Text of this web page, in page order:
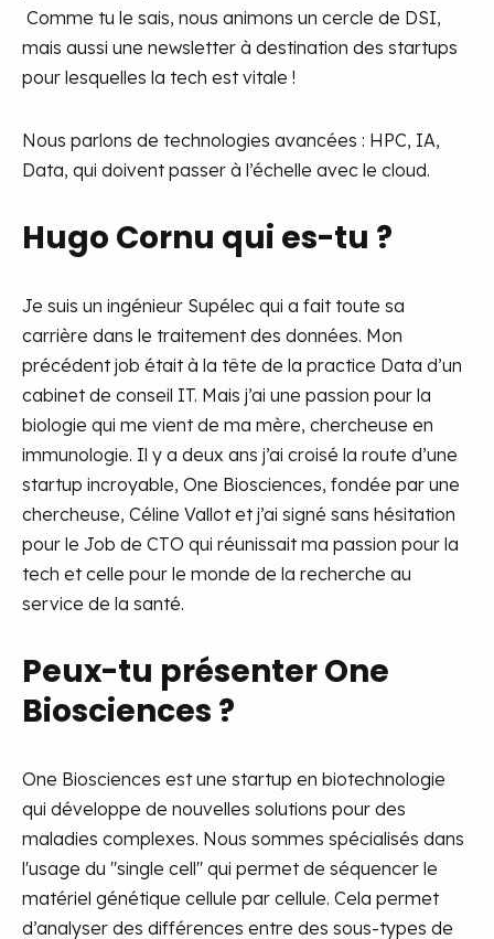
Comme tu le sais, nous animons un cercle de DSI,
mais aussi une newsletter à destination des startups
pour lesquelles la tech est vitale !
Nous parlons de technologies avancées : HPC, IA,
Data, qui doivent passer à l’échelle avec le cloud.
Hugo Cornu qui es-tu ?
Je suis un ingénieur Supélec qui a fait toute sa
carrière dans le traitement des données. Mon
précédent job était à la tête de la practice Data d’un
cabinet de conseil IT. Mais j’ai une passion pour la
biologie qui me vient de ma mère, chercheuse en
immunologie. Il y a deux ans j’ai croisé la route d’une
startup incroyable, One Biosciences, fondée par une
chercheuse, Céline Vallot et j’ai signé sans hésitation
pour le Job de CTO qui réunissait ma passion pour la
tech et celle pour le monde de la recherche au
service de la santé.
Peux-tu présenter One
Biosciences ?
One Biosciences est une startup en biotechnologie
qui développe de nouvelles solutions pour des
maladies complexes. Nous sommes spécialisés dans
l'usage du "single cell" qui permet de séquencer le
matériel génétique cellule par cellule. Cela permet
d’analyser des différences entre des sous-types de